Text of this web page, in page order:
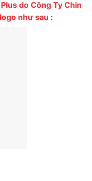
do Công Ty Chin
như sau :